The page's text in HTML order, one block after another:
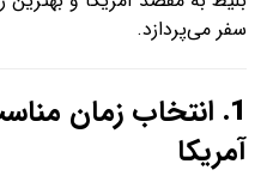
سفر می‌پردازد.
1. انتخاب زمان
آمریکا